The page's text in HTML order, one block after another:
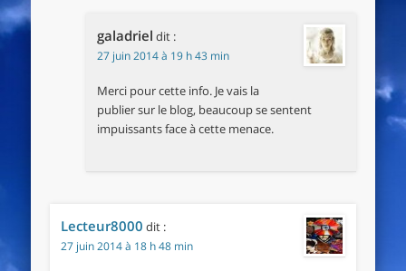
galadriel dit :
27 juin 2014 à 19 h 43 min
Merci pour cette info. Je vais la
publier sur le blog, beaucoup se sentent
impuissants face à cette menace.
Lecteur8000 dit :
27 juin 2014 à 18 h 48 min